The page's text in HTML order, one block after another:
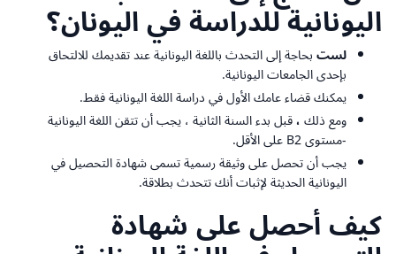
اليونانية للدراسة في اليونان؟
لستبحاجة إلى التحدث باللغة اليونانية عند تقديمك للالتحاق
بإحدى الجامعات اليونانية.
يمكنك قضاء عامك الأول في دراسة اللغة اليونانية فقط.
ومع ذلك،قبل بدء السنة الثانية ، يجب أن تتقن اللغة اليونانية
-مستوى B2 على الأقل
.
يجب أن تحصل على وثيقة رسمية تسمى شهادة التحصيل في
اليونانية الحديثة لإثبات أنك تتحدث بطلاقة.
كيف أحصل على شهادة